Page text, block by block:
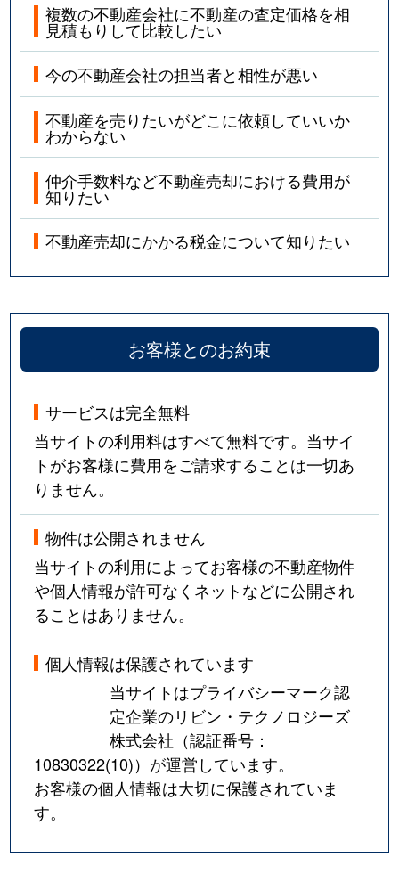
複数の不動産会社に不動産の査定価格を相
見積もりして比較したい
今の不動産会社の担当者と相性が悪い
不動産を売りたいがどこに依頼していいか
わからない
仲介手数料など不動産売却における費用が
知りたい
不動産売却にかかる税金について知りたい
お客様とのお約束
サービスは完全無料
当サイトの利用料はすべて無料です。当サイ
トがお客様に費用をご請求することは一切あ
りません。
物件は公開されません
当サイトの利用によってお客様の不動産物件
や個人情報が許可なくネットなどに公開され
ることはありません。
個人情報は保護されています
当サイトはプライバシーマーク認
定企業のリビン・テクノロジーズ
株式会社（認証番号：
10830322(10)）が運営しています。
お客様の個人情報は大切に保護されていま
す。